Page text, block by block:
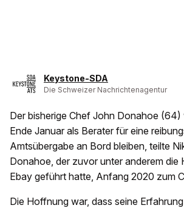
Keystone-SDA
Die Schweizer Nachrichtenagentur
Der bisherige Chef John Donahoe (64)
Ende Januar als Berater für eine
Amtsübergabe an Bord bleiben, teilte
Donahoe, der zuvor unter anderem die
Ebay geführt hatte, Anfang 2020 zum
Die Hoffnung war, dass seine